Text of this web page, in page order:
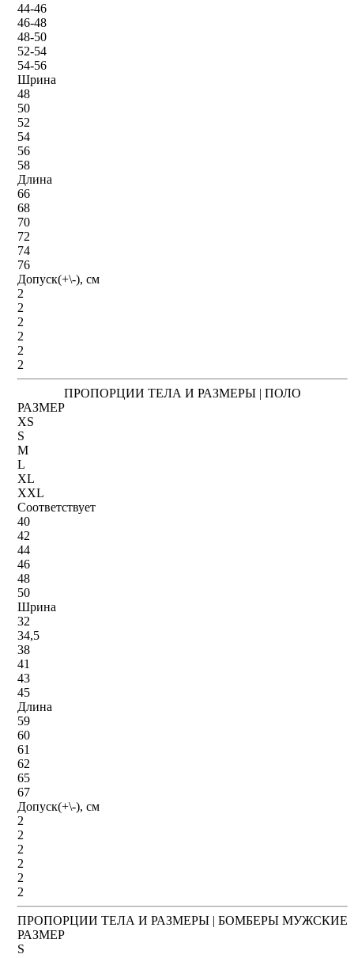
44-46
46-48
48-50
52-54
54-56
Шрина
48
50
52
54
56
58
Длина
66
68
70
72
74
76
Допуск(+\-), см
2
2
2
2
2
2
ПРОПОРЦИИ ТЕЛА И РАЗМЕРЫ | ПОЛО
РАЗМЕР
XS
S
M
L
XL
XXL
Соответствует
40
42
44
46
48
50
Шрина
32
34,5
38
41
43
45
Длина
59
60
61
62
65
67
Допуск(+\-), см
2
2
2
2
2
2
ПРОПОРЦИИ ТЕЛА И РАЗМЕРЫ | БОМБЕРЫ МУЖСКИЕ
РАЗМЕР
S